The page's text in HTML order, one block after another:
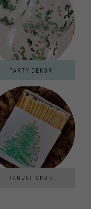
PARTY DEKOR
TÄNDSTICKOR